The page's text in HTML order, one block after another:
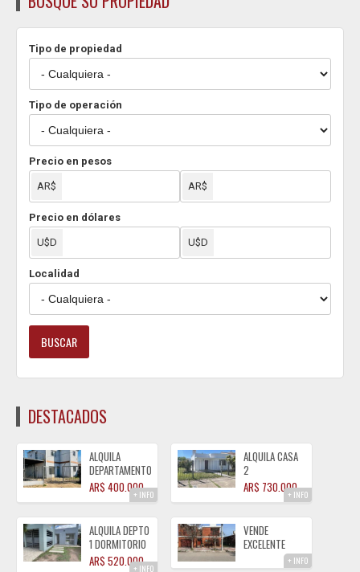
Tipo de propiedad
Tipo de operación
Precio en pesos
Precio en dólares
Localidad
DESTACADOS
ALQUILA
DEPARTAMENTOS
PLANTA BAJA1
DOR. CON
PINARES
AR$ 400.000+ INFO
ALQUILA CASA
2
DORMITORIOS
CON GAS
CENTRO
AR$ 730.000+ INFO
ALQUILA DEPTO
1 DORMITORIO
Bª TIERRAS
AR$ 520.000+ INFO
VENDE
EXCELENTE
PROPIEDAD DE
+ INFO